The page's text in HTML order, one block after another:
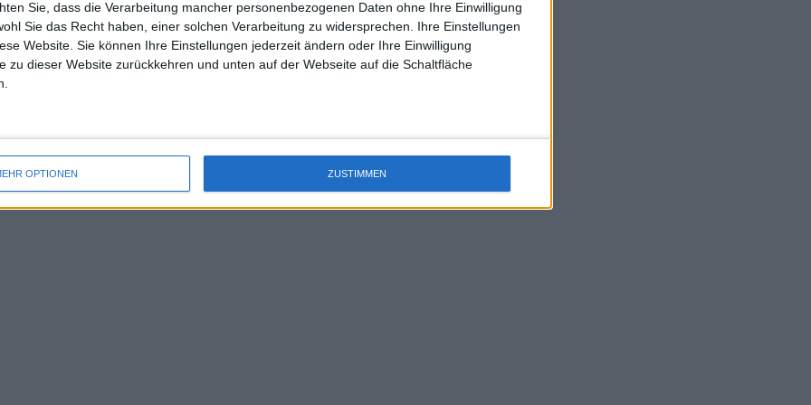
Sie, dass die Verarbeitung mancher personenbezogenen Daten ohne Ihre Einwilligung
Sie das Recht haben, einer solchen Verarbeitung zu widersprechen. Ihre Einstellungen
Website. Sie können Ihre Einstellungen jederzeit ändern oder Ihre Einwilligung
zu dieser Website zurückkehren und unten auf der Webseite auf die Schaltfläche
OPTIONEN ZUSTIMMEN
gegen Schwartzman
in das Achtelfinale der China
Tennisspieler. Warum hat er
Die ganze Geschichte ist ein
uss J-L-Struff wahrscheinlich morge 3 Spiele absolvieren (2.
mal Einzel 1x Doppel) dank der hervorragenden Unterstützung
des Kommentators für F-A-A